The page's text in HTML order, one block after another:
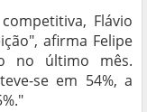
Flávio
afirma Felipe
no último mês.
se em 54%, a